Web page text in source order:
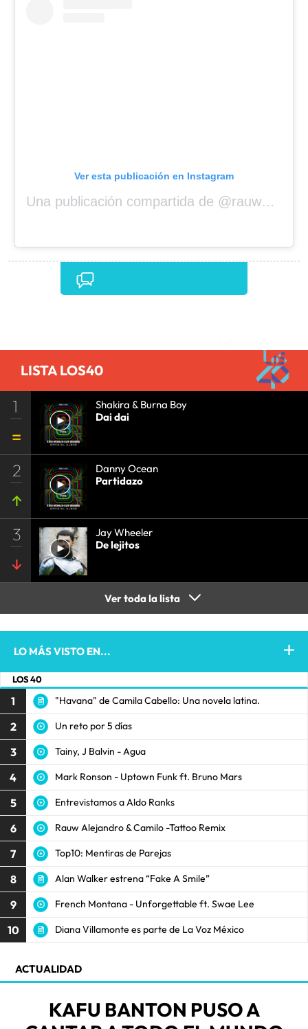
Ver esta publicación en Instagram
Una publicación compartida de @rauwalejandro
LISTA LOS40
1
Shakira & Burna Boy
Dai dai
2
Danny Ocean
Partidazo
3
Jay Wheeler
De lejitos
Ver toda la lista
LO MÁS VISTO EN...
LOS 40
1 "Havana" de Camila Cabello: Una novela latina.
2 Un reto por 5 días
3 Tainy, J Balvin - Agua
4 Mark Ronson - Uptown Funk ft. Bruno Mars
5 Entrevistamos a Aldo Ranks
6 Rauw Alejandro & Camilo -Tattoo Remix
7 Top10: Mentiras de Parejas
8 Alan Walker estrena “Fake A Smile”
9 French Montana - Unforgettable ft. Swae Lee
10 Diana Villamonte es parte de La Voz México
ACTUALIDAD
KAFU BANTON PUSO A